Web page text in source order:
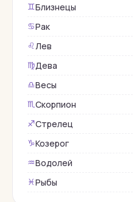
Демантоид
Жадеит
Жемчуг
Змеевик
Изумруд
Кварц
Коралл
Корунд
Кошачий глаз
Лабрадор
♊︎Близнецы
♋︎Рак
♌︎Лев
♍︎Дева
♎︎Весы
♏︎Скорпион
♐︎Стрелец
♑︎Козерог
♒︎Водолей
♓︎Рыбы